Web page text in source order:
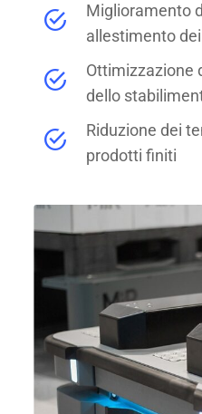
Miglioramento
allestimento
Ottimizzazione
dello
Riduzione dei
prodotti finiti